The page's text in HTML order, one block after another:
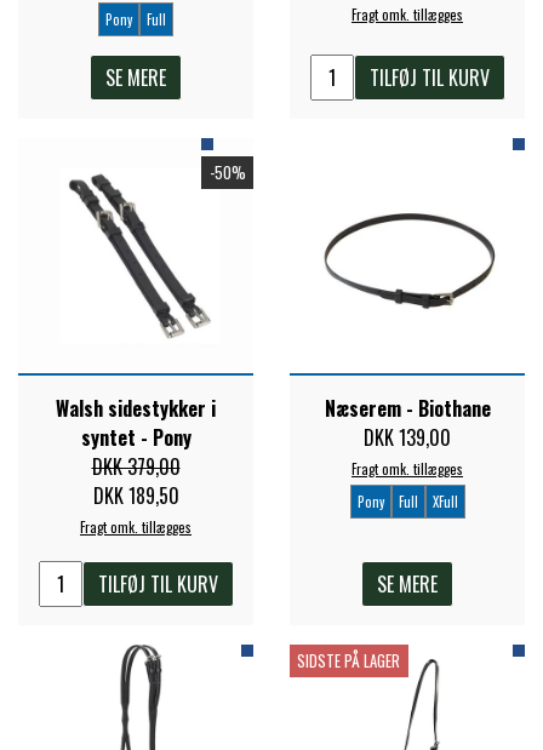
PREMIER EQUINE RYTTER
PHARMACARE
PREMIER EQUINE
RACING TACK
STAR TACK
TIMER GPS
TKO
Pony
Full
SE MERE
Fragt omk. tillægges
TILFØJ TIL KURV
-50%
Walsh sidestykker i
syntet - Pony
DKK 379,00
DKK 189,50
Fragt omk. tillægges
TILFØJ TIL KURV
Næserem - Biothane
DKK 139,00
Fragt omk. tillægges
Pony
Full XFull
SE MERE
SIDSTE PÅ LAGER